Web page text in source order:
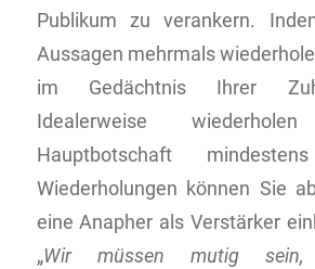
Publikum zu verankern.
Aussagen mehrmals
im Gedächtnis Ihrer
Idealerweise
Hauptbotschaft
Wiederholungen können Sie
eine Anapher als Verstärker
„Wir müssen mutig